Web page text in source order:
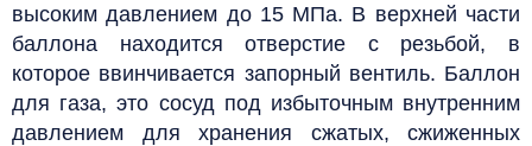
высоким давлением до 15 МПа. В верхней части
баллона находится отверстие с резьбой, в
которое ввинчивается запорный вентиль. Баллон
для газа, это сосуд под избыточным внутренним
давлением для хранения сжатых, сжиженных